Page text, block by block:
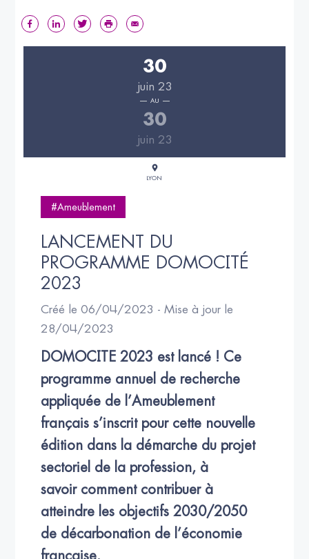
30
juin 23
AU
30
juin 23
LYON
#Ameublement
LANCEMENT DU
PROGRAMME DOMOCITÉ
2023
Créé le 06/04/2023 - Mise à jour le
28/04/2023
DOMOCITE 2023 est lancé ! Ce
programme annuel de recherche
appliquée de l’Ameublement
français s’inscrit pour cette nouvelle
édition dans la démarche du projet
sectoriel de la profession, à
savoir comment contribuer à
atteindre les objectifs 2030/2050
de décarbonation de l’économie
française.